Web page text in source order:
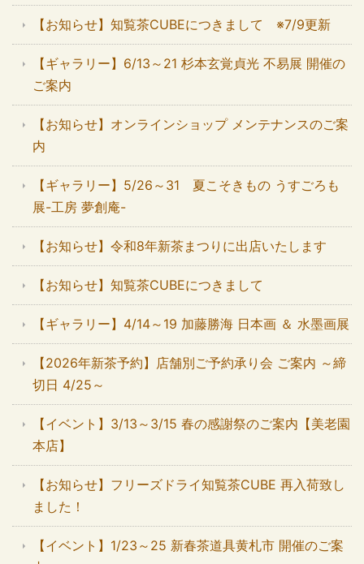
【お知らせ】知覧茶CUBEにつきまして ※7/9更新
【ギャラリー】6/13～21 杉本玄覚貞光 不易展 開催の
ご案内
【お知らせ】オンラインショップ メンテナンスのご案
内
【ギャラリー】5/26～31 夏こそきもの うすごろも
展-工房 夢創庵-
【お知らせ】令和8年新茶まつりに出店いたします
【お知らせ】知覧茶CUBEにつきまして
【ギャラリー】4/14～19 加藤勝海 日本画 ＆ 水墨画展
【2026年新茶予約】店舗別ご予約承り会 ご案内 ～締
切日 4/25～
【イベント】3/13～3/15 春の感謝祭のご案内【美老園
本店】
【お知らせ】フリーズドライ知覧茶CUBE 再入荷致し
ました！
【イベント】1/23～25 新春茶道具黄札市 開催のご案